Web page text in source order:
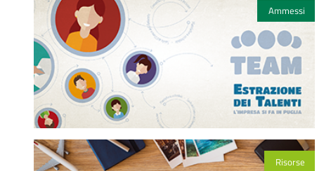
Ammessi
Risorse